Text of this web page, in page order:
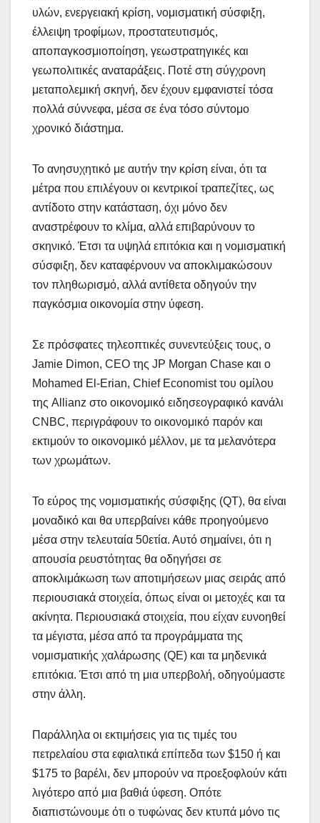
υλών, ενεργειακή κρίση, νομισματική σύσφιξη,
έλλειψη τροφίμων, προστατευτισμός,
απoπαγκοσμιοποίηση, γεωστρατηγικές και
γεωπολιτικές αναταράξεις. Ποτέ στη σύγχρονη
μεταπολεμική σκηνή, δεν έχουν εμφανιστεί τόσα
πολλά σύννεφα, μέσα σε ένα τόσο σύντομο
χρονικό διάστημα.
Το ανησυχητικό με αυτήν την κρίση είναι, ότι τα
μέτρα που επιλέγουν οι κεντρικοί τραπεζίτες, ως
αντίδοτο στην κατάσταση, όχι μόνο δεν
αναστρέφουν το κλίμα, αλλά επιβαρύνουν το
σκηνικό. Έτσι τα υψηλά επιτόκια και η νομισματική
σύσφιξη, δεν καταφέρνουν να αποκλιμακώσουν
τον πληθωρισμό, αλλά αντίθετα οδηγούν την
παγκόσμια οικονομία στην ύφεση.
Σε πρόσφατες τηλεοπτικές συνεντεύξεις τους, ο
Jamie Dimon, CEO της JP Morgan Chase και ο
Mohamed El-Erian, Chief Economist του ομίλου
της Allianz στο οικονομικό ειδησεογραφικό κανάλι
CNBC, περιγράφουν το οικονομικό παρόν και
εκτιμούν το οικονομικό μέλλον, με τα μελανότερα
των χρωμάτων.
Το εύρος της νομισματικής σύσφιξης (QT), θα είναι
μοναδικό και θα υπερβαίνει κάθε προηγούμενο
μέσα στην τελευταία 50ετία. Αυτό σημαίνει, ότι η
απουσία ρευστότητας θα οδηγήσει σε
αποκλιμάκωση των αποτιμήσεων μιας σειράς από
περιουσιακά στοιχεία, όπως είναι οι μετοχές και τα
ακίνητα. Περιουσιακά στοιχεία, που είχαν ευνοηθεί
τα μέγιστα, μέσα από τα προγράμματα της
νομισματικής χαλάρωσης (QE) και τα μηδενικά
επιτόκια. Έτσι από τη μια υπερβολή, οδηγούμαστε
στην άλλη.
Παράλληλα οι εκτιμήσεις για τις τιμές του
πετρελαίου στα εφιαλτικά επίπεδα των $150 ή και
$175 το βαρέλι, δεν μπορούν να προεξοφλούν κάτι
λιγότερο από μια βαθιά ύφεση. Οπότε
διαπιστώνουμε ότι ο τυφώνας δεν κτυπά μόνο τις